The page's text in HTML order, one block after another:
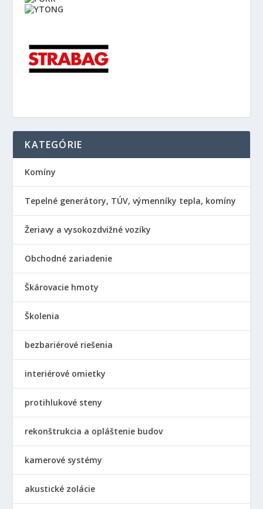
KATEGÓRIE
Komíny
Tepelné generátory, TÚV, výmenníky tepla, komíny
Žeriavy a vysokozdvižné vozíky
Obchodné zariadenie
Škárovacie hmoty
Školenia
bezbariérové riešenia
interiérové omietky
protihlukové steny
rekonštrukcia a opláštenie budov
kamerové systémy
akustické zolácie